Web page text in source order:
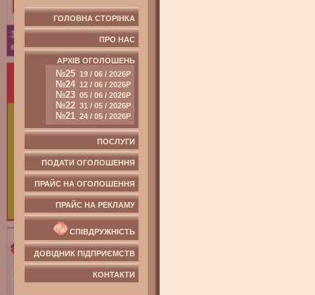
ГОЛОВНА СТОРІНКА
ПРО НАС
АРХІВ ОГОЛОШЕНЬ
№25 19 / 06 / 2026Р
№24 12 / 06 / 2026Р
№23 05 / 06 / 2026Р
№22 31 / 05 / 2026Р
№21 24 / 05 / 2026Р
ПОСЛУГИ
ПОДАТИ ОГОЛОШЕННЯ
ПРАЙС НА ОГОЛОШЕННЯ
ПРАЙС НА РЕКЛАМУ
СПІВДРУЖНІСТЬ
ДОВІДНИК ПІДПРИЄМСТВ
КОНТАКТИ